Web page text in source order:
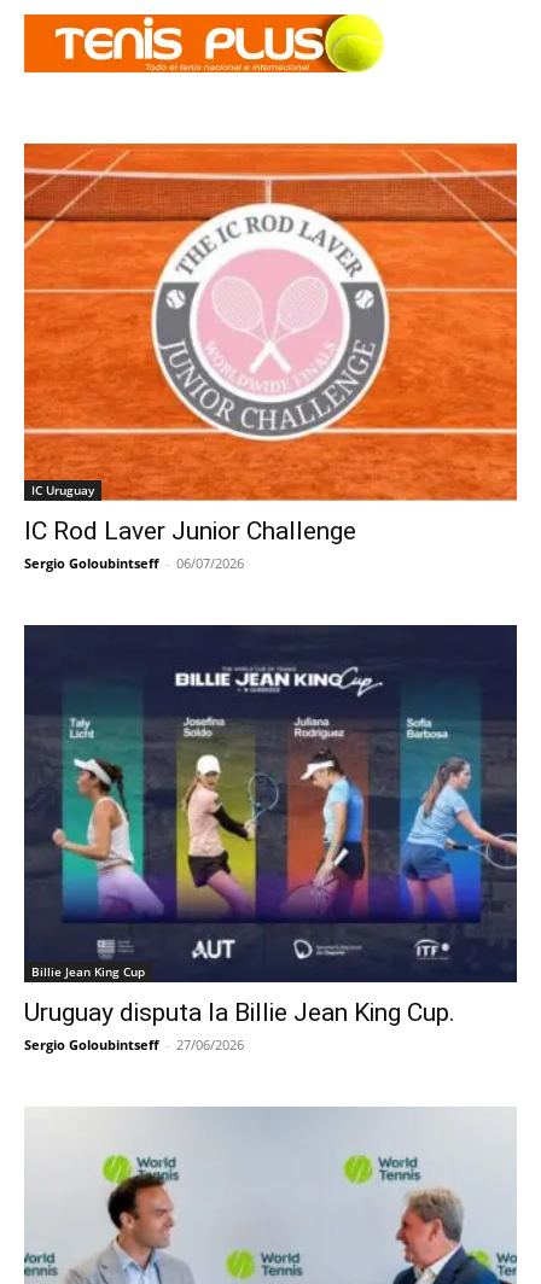
IC Uruguay
IC Rod Laver Junior Challenge
Sergio Goloubintseff - 06/07/2026
Billie Jean King Cup
Uruguay disputa la Billie Jean King Cup.
Sergio Goloubintseff - 27/06/2026